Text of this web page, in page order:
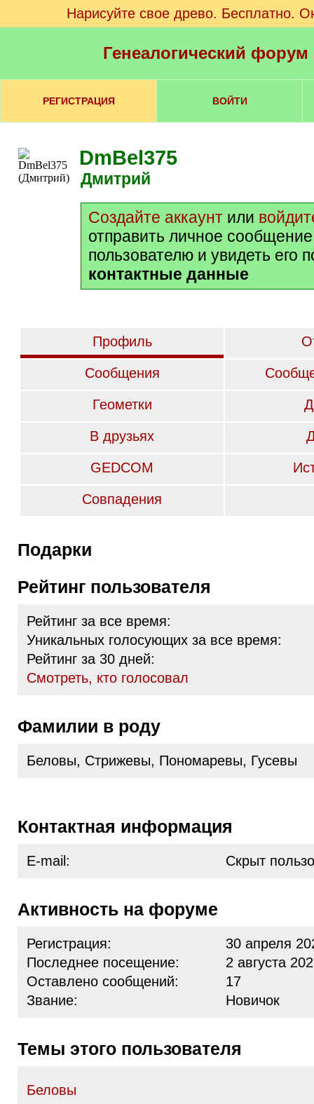
Нарисуйте свое древо. Бесплатно.
Генеалогический
РЕГИСТРАЦИЯ ВОЙТИ
DmBel375
Дмитрий
Создайте аккаунт или
отправить личное
пользователю и увидеть его
контактные данные
Профиль
Сообщения
Геометки
В друзьях
GEDCOM
Совпадения
Подарки
Рейтинг пользователя
Рейтинг за все время:
Уникальных голосующих за все время:
Рейтинг за 30 дней:
Cмотреть, кто голосовал
Фамилии в роду
Беловы, Стрижевы, Пономаревы, Гусевы
Контактная информация
E-mail: Скрыт
Активность на форуме
Регистрация:
30 апреля
Последнее посещение:
2 августа
Оставлено сообщений:
17
Звание:
Новичок
Темы этого пользователя
Беловы